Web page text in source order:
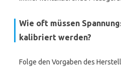
Wie oft müssen
kalibriert werden?
Folge den Vorgaben des